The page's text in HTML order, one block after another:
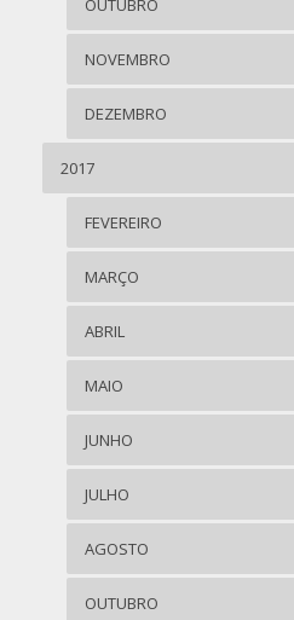
NOVEMBRO
DEZEMBRO
2017
FEVEREIRO
MARÇO
ABRIL
MAIO
JUNHO
JULHO
AGOSTO
OUTUBRO